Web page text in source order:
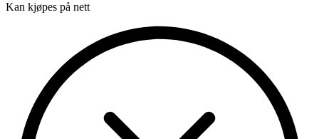
Kan kjøpes på nett